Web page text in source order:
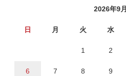
2026年9月
日 月 火 水
1 2
6 7 8 9